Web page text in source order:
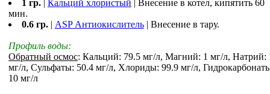
1 гр. Кальций хлористый | Внесение в котел, кипятить 60
мин.
0.6 гр. | ASP Антиокислитель | Внесение в тару.
Профиль воды:
Обратный осмос: Кальций: 79.5 мг/л, Магний: 1 мг/л, Натрий:
мг/л, Сульфаты: 50.4 мг/л, Хлориды: 99.9 мг/л,
10 мг/л